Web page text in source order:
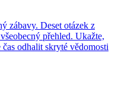
zábavy. Deset otázek z
přehled. Ukažte,
čas odhalit skryté vědomosti